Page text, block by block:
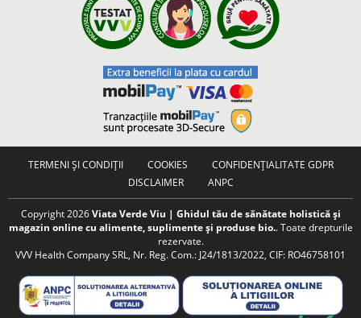
TERMENI ȘI CONDIȚII COOKIES
CONFIDENȚIALITATE GDPR
DISCLAIMER
ANPC
Copyright 2026Viata Verde Viu | Ghidul tău de sănătate holistică și
magazin online cu alimente, suplimente și produse bio.. Toate drepturile
rezervate.
VVV Health Company SRL, Nr. Reg. Com.: J24/1813/2022, CIF: RO46758101